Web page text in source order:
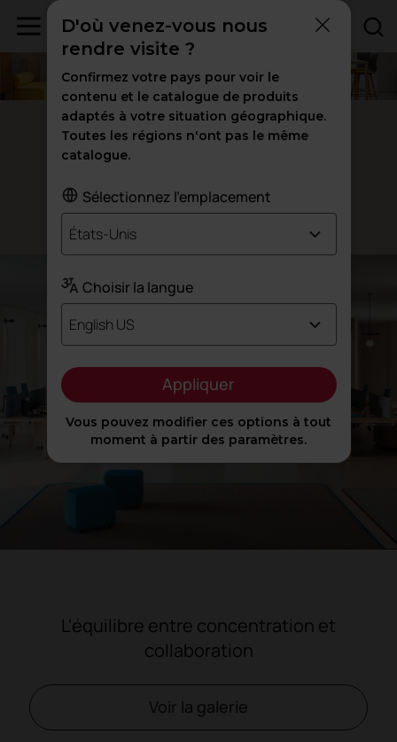
Bureaux cloisonnés D500
L'équilibre entre concentration et
collaboration
Voir la galerie
D'où venez-vous nous
rendre visite ?
Confirmez votre pays pour voir le
contenu et le catalogue de produits
adaptés à votre situation géographique.
Toutes les régions n'ont pas le même
catalogue.
Sélectionnez l'emplacement
États-Unis
Choisir la langue
English US
Appliquer
Vous pouvez modifier ces options à tout
moment à partir des paramètres.